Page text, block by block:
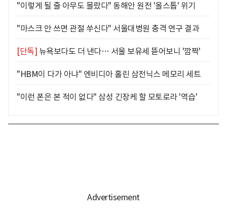
"이렇게 될 줄 아무도 몰랐다" 동해안 원전 '올스톱' 위기
"마스크 안 쓰면 관절 쑤신다" 서울대병원 충격 연구 결과
[단독] 뉴욕보다도 더 낸다… 서울 보유세 뜯어보니 '깜짝'
"HBM이 다가 아냐" 엔비디아 홀린 삼전닉스 메모리 세트
"이런 폰은 본 적이 없다" 삼성 긴장케 할 모토로라 '역습'